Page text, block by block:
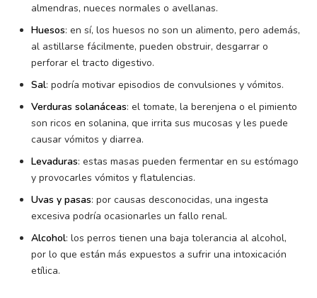
almendras, nueces normales o avellanas.
Huesos: en sí, los huesos no son un alimento, pero además,
al astillarse fácilmente, pueden obstruir, desgarrar o
perforar el tracto digestivo.
Sal: podría motivar episodios de convulsiones y vómitos.
Verduras solanáceas: el tomate, la berenjena o el pimiento
son ricos en solanina, que irrita sus mucosas y les puede
causar vómitos y diarrea.
Levaduras: estas masas pueden fermentar en su estómago
y provocarles vómitos y flatulencias.
Uvas y pasas: por causas desconocidas, una ingesta
excesiva podría ocasionarles un fallo renal.
Alcohol: los perros tienen una baja tolerancia al alcohol,
por lo que están más expuestos a sufrir una intoxicación
etílica.